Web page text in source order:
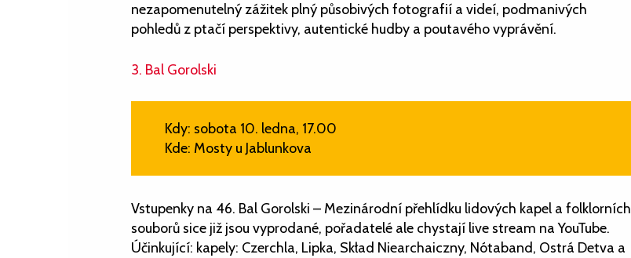
nezapomenutelný zážitek plný působivých fotografií a videí, podmanivých
pohledů z ptačí perspektivy, autentické hudby a poutavého vyprávění.
3. Bal Gorolski
Kdy: sobota 10. ledna, 17.00
Kde: Mosty u Jablunkova
Vstupenky na 46. Bal Gorolski – Mezinárodní přehlídku lidových kapel a folklorních
souborů sice již jsou vyprodané, pořadatelé ale chystají live stream na YouTube.
Účinkující: kapely: Czerchla, Lipka, Skład Niearchaiczny, Nótaband, Ostrá Detva a